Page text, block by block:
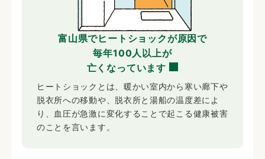
富山県でヒートショックが原因で
毎年100人以上が
亡くなっています
ヒートショックとは、暖かい室内から寒い廊下や
脱衣所への移動や、脱衣所と湯船の温度差によ
り、血圧が急激に変化することで起こる健康被害
のことを言います。